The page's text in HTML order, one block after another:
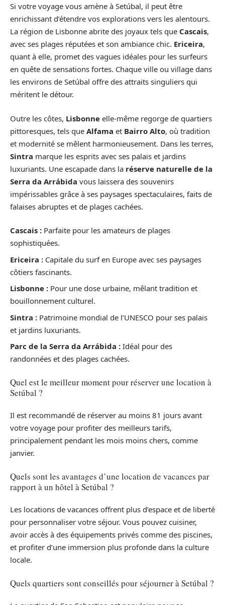
Si votre voyage vous amène à Setúbal, il peut être
enrichissant d’étendre vos explorations vers les alentours.
La région de Lisbonne abrite des joyaux tels que Cascais,
avec ses plages réputées et son ambiance chic. Ericeira,
quant à elle, promet des vagues idéales pour les surfeurs
en quête de sensations fortes. Chaque ville ou village dans
les environs de Setúbal offre des attraits singuliers qui
méritent le détour.
Outre les côtes, Lisbonne elle-même regorge de quartiers
pittoresques, tels que Alfama et Bairro Alto, où tradition
et modernité se mêlent harmonieusement. Dans les terres,
Sintra marque les esprits avec ses palais et jardins
luxuriants. Une escapade dans la réserve naturelle de la
Serra da Arrábida vous laissera des souvenirs
impérissables grâce à ses paysages spectaculaires, faits de
falaises abruptes et de plages cachées.
Cascais : Parfaite pour les amateurs de plages
sophistiquées.
Ericeira : Capitale du surf en Europe avec ses paysages
côtiers fascinants.
Lisbonne : Pour une dose urbaine, mêlant tradition et
bouillonnement culturel.
Sintra : Patrimoine mondial de l’UNESCO pour ses palais
et jardins luxuriants.
Parc de la Serra da Arrábida : Idéal pour des
randonnées et des plages cachées.
Quel est le meilleur moment pour réserver une location à
Setúbal ?
Il est recommandé de réserver au moins 81 jours avant
votre voyage pour profiter des meilleurs tarifs,
principalement pendant les mois moins chers, comme
janvier.
Quels sont les avantages d’une location de vacances par
rapport à un hôtel à Setúbal ?
Les locations de vacances offrent plus d’espace et de liberté
pour personnaliser votre séjour. Vous pouvez cuisiner,
avoir accès à des équipements privés comme des piscines,
et profiter d’une immersion plus profonde dans la culture
locale.
Quels quartiers sont conseillés pour séjourner à Setúbal ?